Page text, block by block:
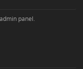
panel.